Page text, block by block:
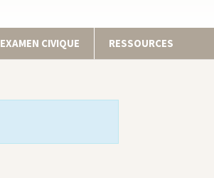
EXAMEN CIVIQUE RESSOURCES